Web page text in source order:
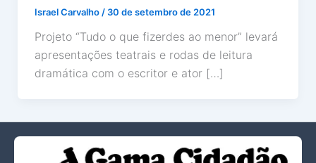
Israel Carvalho / 30 de setembro de 2021
Projeto “Tudo o que fizerdes ao menor” levará
apresentações teatrais e rodas de leitura
dramática com o escritor e ator […]